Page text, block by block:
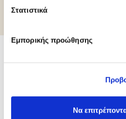
Στατιστικά
Εμπορικής προώθησης
Να